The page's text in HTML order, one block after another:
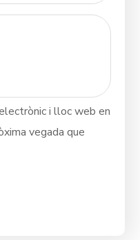
i lloc web en
vegada que